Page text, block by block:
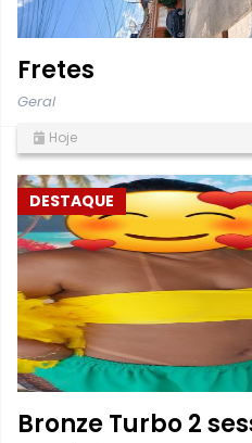
Fretes
Geral
Hoje
DESTAQUE
Bronze Turbo 2